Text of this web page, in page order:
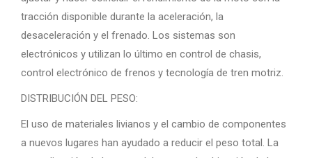
tracción disponible durante la aceleración, la
desaceleración y el frenado. Los sistemas son
electrónicos y utilizan lo último en control de chasis,
control electrónico de frenos y tecnología de tren motriz.
DISTRIBUCIÓN DEL PESO:
El uso de materiales livianos y el cambio de componentes
a nuevos lugares han ayudado a reducir el peso total. La